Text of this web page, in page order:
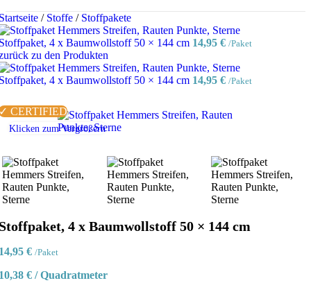
/ Stoffe / Stoffpakete
4 x Baumwollstoff 50 × 144 cm 14,95 € /Paket
zu den Produkten
4 x Baumwollstoff 50 × 144 cm 14,95 € /Paket
CERTIFIED
Klicken zum Vergrößern
4 x Baumwollstoff 50 × 144 cm
€ /Paket
€ /Quadratmeter